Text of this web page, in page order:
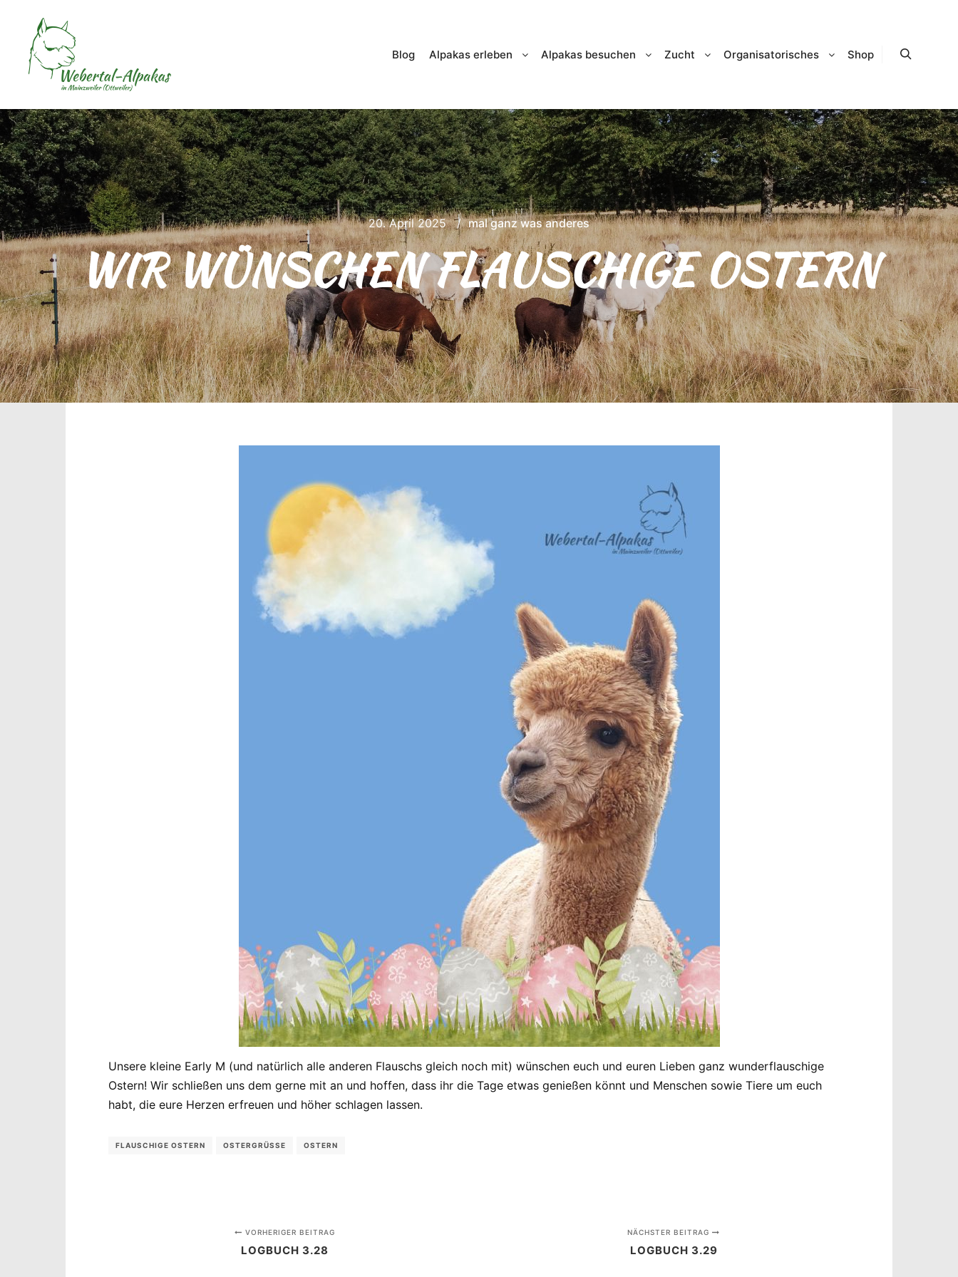
Blog Alpakas erleben Alpakas besuchen Zucht Organisatorisches Shop
20. April 2025 mal ganz was anderes
WIR WÜNSCHEN FLAUSCHIGE OSTERN
Unsere kleine Early M (und natürlich alle anderen Flauschs gleich noch mit) wünschen euch und euren Lieben ganz wunderflauschige
Ostern! Wir schließen uns dem gerne mit an und hoffen, dass ihr die Tage etwas genießen könnt und Menschen sowie Tiere um euch
habt, die eure Herzen erfreuen und höher schlagen lassen.
FLAUSCHIGE OSTERN OSTERGRÜSSE OSTERN
VORHERIGER BEITRAG
LOGBUCH 3.28
NÄCHSTER BEITRAG
LOGBUCH 3.29